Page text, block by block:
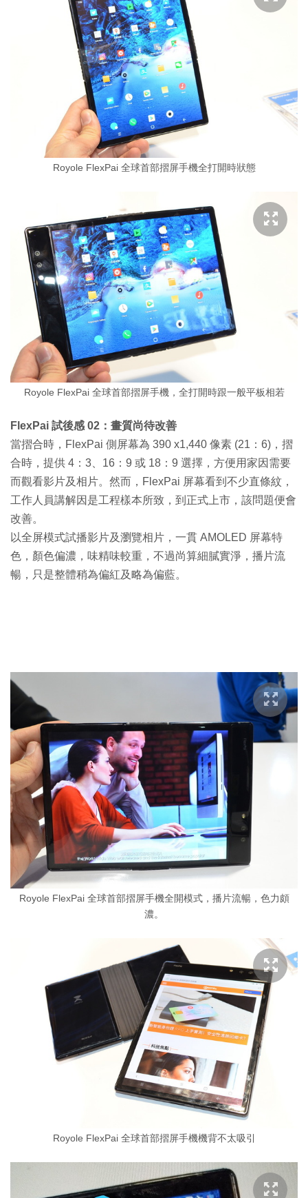
Royole FlexPai 全球首部摺屏手機全打開時狀態
Royole FlexPai 全球首部摺屏手機，全打開時跟一般平板相若
FlexPai 試後感 02：畫質尚待改善
當摺合時，FlexPai 側屏幕為 390 x1,440 像素 (21：6)，摺
合時，提供 4：3、16：9 或 18：9 選擇，方便用家因需要
而觀看影片及相片。然而，FlexPai 屏幕看到不少直條紋，
工作人員講解因是工程樣本所致，到正式上市，該問題便會
改善。
以全屏模式試播影片及瀏覽相片，一貫 AMOLED 屏幕特
色，顏色偏濃，味精味較重，不過尚算細膩實淨，播片流
暢，只是整體稍為偏紅及略為偏藍。
Royole FlexPai 全球首部摺屏手機全開模式，播片流暢，色力頗
濃。
Royole FlexPai 全球首部摺屏手機機背不太吸引